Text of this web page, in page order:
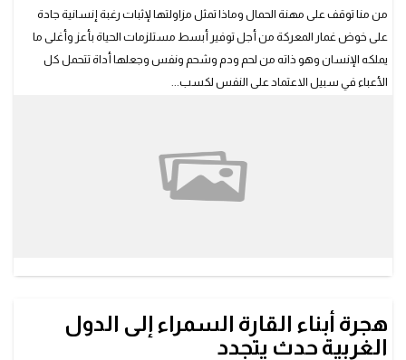
من منا توقف على مهنة الحمال وماذا تمثل مزاولتها لإثبات رغبة إنسانية جادة
على خوض غمار المعركة من أجل توفير أبسط مستلزمات الحياة بأعز وأغلى ما
يملكه الإنسان وهو ذاته من لحم ودم وشحم ونفس وجعلها أداة تتحمل كل
الأعباء في سبيل الاعتماد على النفس لكسب...
هجرة أبناء القارة السمراء إلى الدول
الغربية حدث يتجدد